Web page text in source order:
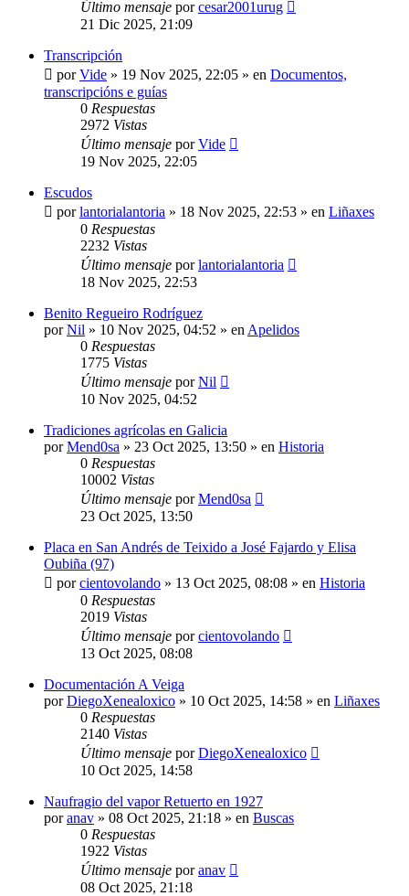
Último mensaje porcesar2001urug
21 Dic 2025, 21:09
Transcripción
porVide » 19 Nov 2025, 22:05 » en Documentos,
transcripcións e guías
0 Respuestas
2972 Vistas
Último mensaje porVide
19 Nov 2025, 22:05
Escudos
porlantorialantoria » 18 Nov 2025, 22:53 » en Liñaxes
0 Respuestas
2232 Vistas
Último mensaje porlantorialantoria
18 Nov 2025, 22:53
Benito Regueiro Rodríguez
porNil » 10 Nov 2025, 04:52 » en Apelidos
0 Respuestas
1775 Vistas
Último mensaje porNil
10 Nov 2025, 04:52
Tradiciones agrícolas en Galicia
porMend0sa » 23 Oct 2025, 13:50 » en Historia
0 Respuestas
10002 Vistas
Último mensaje porMend0sa
23 Oct 2025, 13:50
Placa en San Andrés de Teixido a José Fajardo y Elisa
Oubiña (97)
porcientovolando » 13 Oct 2025, 08:08 » en Historia
0 Respuestas
2019 Vistas
Último mensaje porcientovolando
13 Oct 2025, 08:08
Documentación A Veiga
porDiegoXenealoxico » 10 Oct 2025, 14:58 » en Liñaxes
0 Respuestas
2140 Vistas
Último mensaje porDiegoXenealoxico
10 Oct 2025, 14:58
Naufragio del vapor Retuerto en 1927
poranav » 08 Oct 2025, 21:18 » en Buscas
0 Respuestas
1922 Vistas
Último mensaje poranav
08 Oct 2025, 21:18